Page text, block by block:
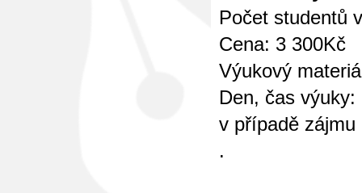
Počet studentů
Cena: 3 300Kč
Výukový
Den, čas
v případě zájmu
.